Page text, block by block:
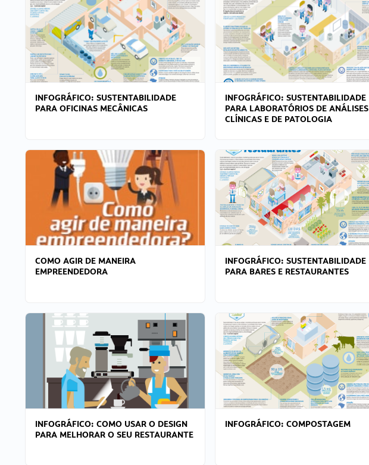
INFOGRÁFICO: SUSTENTABILIDADE
PARA OFICINAS MECÂNICAS
INFOGRÁFICO: SUSTENTABILIDADE
PARA LABORATÓRIOS DE ANÁLISES
CLÍNICAS E DE PATOLOGIA
COMO AGIR DE MANEIRA
EMPREENDEDORA
INFOGRÁFICO: SUSTENTABILIDADE
PARA BARES E RESTAURANTES
INFOGRÁFICO: COMO USAR O DESIGN
PARA MELHORAR O SEU RESTAURANTE
INFOGRÁFICO: COMPOSTAGEM